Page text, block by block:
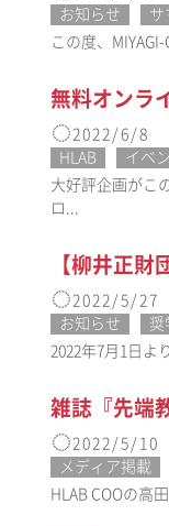
お知らせ
サ
この度、
無料オンラ
2022/6/8
HLAB
イベ
大好評企画がこ
ロ...
【柳井正財
2022/5/27
お知らせ
奨
2022年7月1日よ
雑誌『先端
2022/5/10
メディア掲載
HLAB COOの高